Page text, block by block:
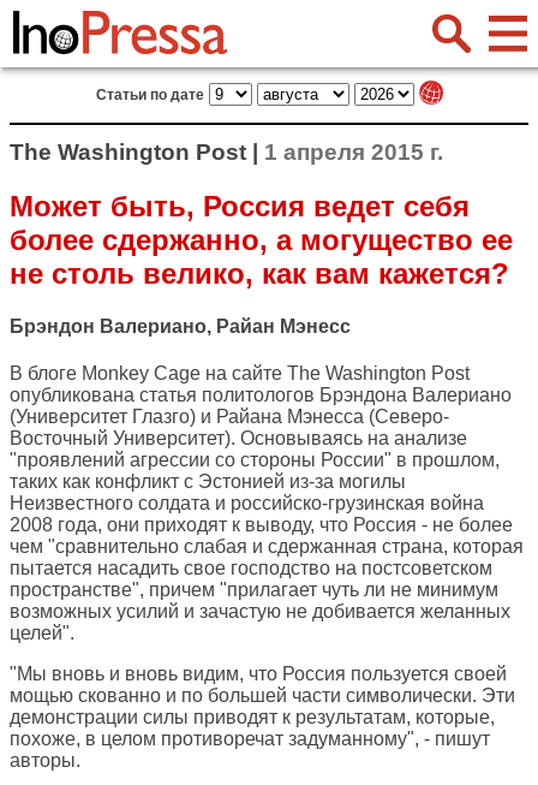
Статьи по дате
The Washington Post | 1 апреля 2015 г.
Может быть, Россия ведет себя
более сдержанно, а могущество ее
не столь велико, как вам кажется?
Брэндон Валериано, Райан Мэнесс
В блоге Monkey Cage на сайте The Washington Post
опубликована статья политологов Брэндона Валериано
(Университет Глазго) и Райана Мэнесса (Северо-
Восточный Университет). Основываясь на анализе
"проявлений агрессии со стороны России" в прошлом,
таких как конфликт с Эстонией из-за могилы
Неизвестного солдата и российско-грузинская война
2008 года, они приходят к выводу, что Россия - не более
чем "сравнительно слабая и сдержанная страна, которая
пытается насадить свое господство на постсоветском
пространстве", причем "прилагает чуть ли не минимум
возможных усилий и зачастую не добивается желанных
целей".
"Мы вновь и вновь видим, что Россия пользуется своей
мощью скованно и по большей части символически. Эти
демонстрации силы приводят к результатам, которые,
похоже, в целом противоречат задуманному", - пишут
авторы.